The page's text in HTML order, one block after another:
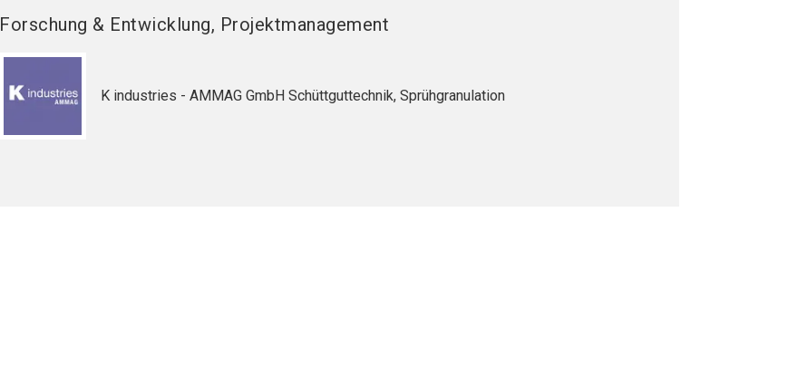
Forschung & Entwicklung, Projektmanagement
K industries - AMMAG GmbH Schüttguttechnik, Sprühgranulation